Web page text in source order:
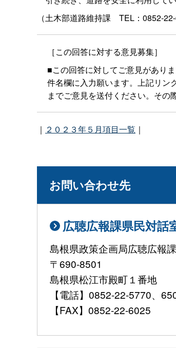
（土木部道路維持課 TEL：0852-22-
［この回答に対する意見募集］
■この回答に対してご意見があり
件名欄に入力願います。上記リン
までご意見を送付ください。その
｜ ２０２３年５月項目一覧 ｜
お問い合わせ先
広聴広報課県民対話
島根県政策企画局広聴広報
〒690-8501
島根県松江市殿町１番
【電話】0852-22-5770、
【FAX】0852-22-6025